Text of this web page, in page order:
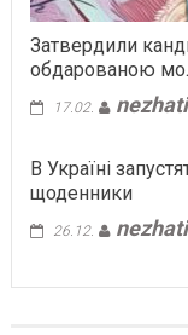
Затвердили
обдарованою
17.02.
В Україні
щоденники
26.12.